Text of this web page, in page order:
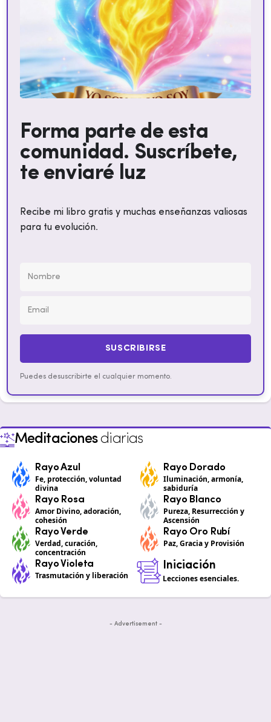
Forma parte de esta
comunidad. Suscríbete,
te enviaré luz
Recibe mi libro gratis y muchas enseñanzas valiosas
para tu evolución.
SUSCRIBIRSE
Puedes desuscribirte el cualquier momento.
Meditacionesdiarias
Rayo Azul
Fe, protección, voluntad
divina
Rayo Dorado
Iluminación, armonía,
sabiduría
Rayo Rosa
Amor Divino, adoración,
cohesión
Rayo Blanco
Pureza, Resurrección y
Ascensión
Rayo Verde
Verdad, curación,
concentración
Rayo Oro Rubí
Paz, Gracia y Provisión
Rayo Violeta
Trasmutación y liberación
Iniciación
Lecciones esenciales.
- Advertisement -